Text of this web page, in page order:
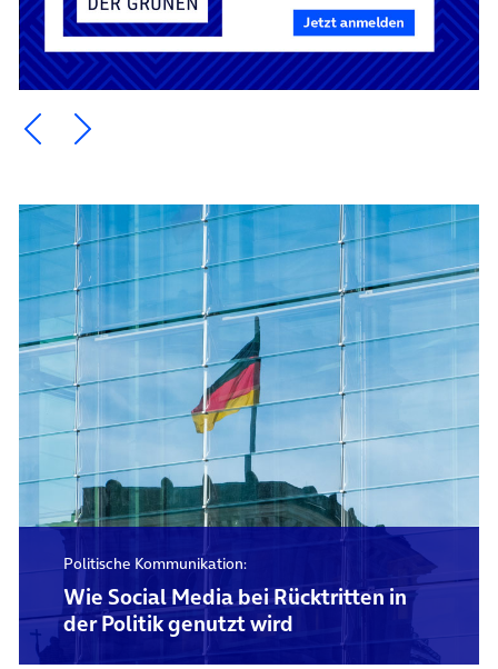
Ein Element zurück blättern
Ein Element weiter blättern
Politische Kommunikation:
Wie Social Media bei Rücktritten in
der Politik genutzt wird